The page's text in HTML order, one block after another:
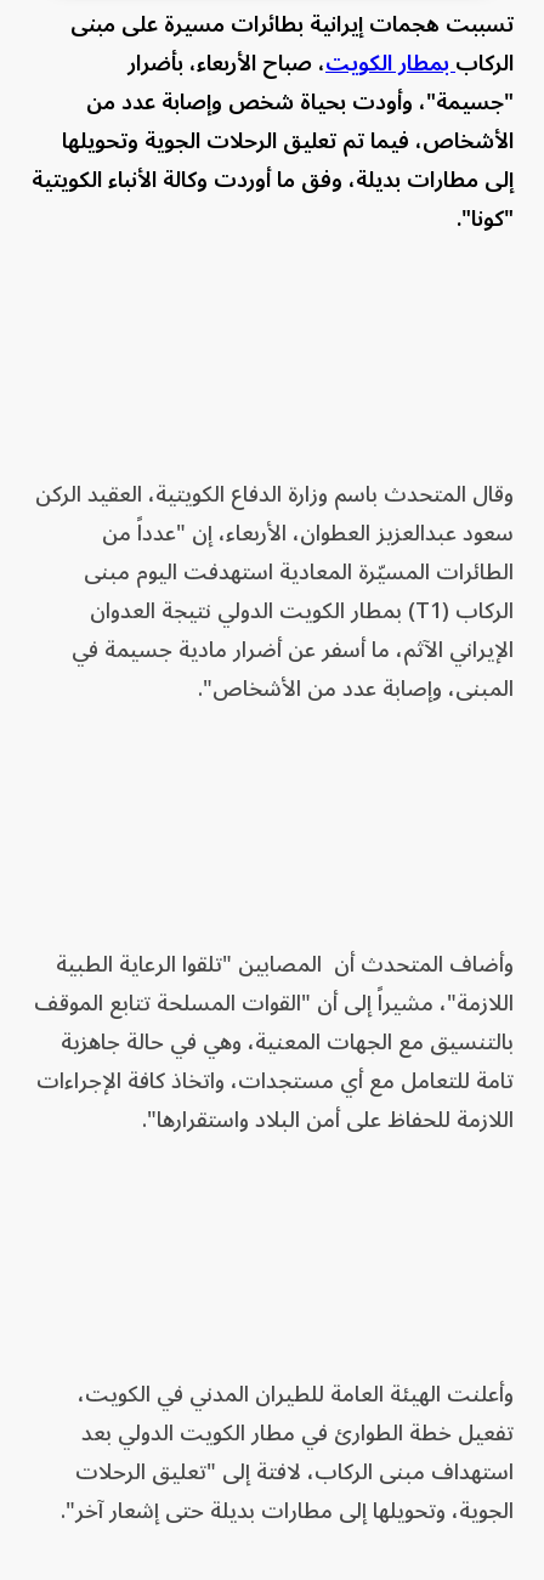
تسببت هجمات إيرانية بطائرات مسيرة على مبنى
الركاببمطار الكويت، صباح الأربعاء، بأضرار
"جسيمة"، وأودت بحياة شخص وإصابة عدد من
الأشخاص، فيما تم تعليق الرحلات الجوية وتحويلها
إلى مطارات بديلة، وفق ما أوردت وكالة الأنباء الكويتية
"كونا".
وقال المتحدث باسم وزارة الدفاع الكويتية، العقيد الركن
سعود عبدالعزيز العطوان، الأربعاء، إن "عدداً من
الطائرات المسيّرة المعادية استهدفت اليوم مبنى
الركاب (T1) بمطار الكويت الدولي نتيجة العدوان
الإيراني الآثم، ما أسفر عن أضرار مادية جسيمة في
المبنى، وإصابة عدد من الأشخاص".
وأضاف المتحدث أن المصابين "تلقوا الرعاية الطبية
اللازمة"، مشيراً إلى أن "القوات المسلحة تتابع الموقف
بالتنسيق مع الجهات المعنية، وهي في حالة جاهزية
تامة للتعامل مع أي مستجدات، واتخاذ كافة الإجراءات
اللازمة للحفاظ على أمن البلاد واستقرارها".
وأعلنت الهيئة العامة للطيران المدني في الكويت،
تفعيل خطة الطوارئ في مطار الكويت الدولي بعد
استهداف مبنى الركاب، لافتة إلى "تعليق الرحلات
الجوية، وتحويلها إلى مطارات بديلة حتى إشعار آخر".